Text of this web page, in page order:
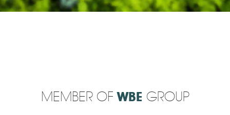
MEMBER OF WBE GROUP